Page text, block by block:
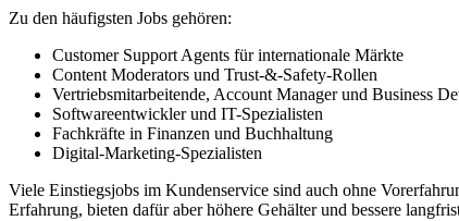
Zu den häufigsten Jobs gehören:
Customer Support Agents für internationale Märkte
Content Moderators und Trust-&-Safety-Rollen
Vertriebsmitarbeitende, Account Manager und Business
Softwareentwickler und IT-Spezialisten
Fachkräfte in Finanzen und Buchhaltung
Digital-Marketing-Spezialisten
Viele Einstiegsjobs im Kundenservice sind auch ohne
Erfahrung, bieten dafür aber höhere Gehälter und bessere